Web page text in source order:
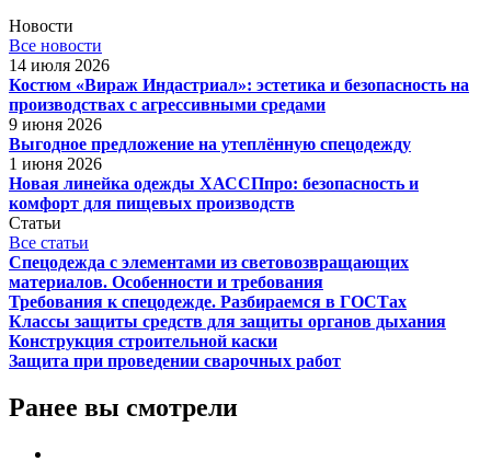
Новости
Все новости
14 июля 2026
Костюм «Вираж Индастриал»: эстетика и безопасность на
производствах с агрессивными средами
9 июня 2026
Выгодное предложение на утеплённую спецодежду
1 июня 2026
Новая линейка одежды ХАССПпро: безопасность и
комфорт для пищевых производств
Статьи
Все статьи
Спецодежда с элементами из световозвращающих
материалов. Особенности и требования
Требования к спецодежде. Разбираемся в ГОСТах
Классы защиты средств для защиты органов дыхания
Конструкция строительной каски
Защита при проведении сварочных работ
Ранее вы смотрели